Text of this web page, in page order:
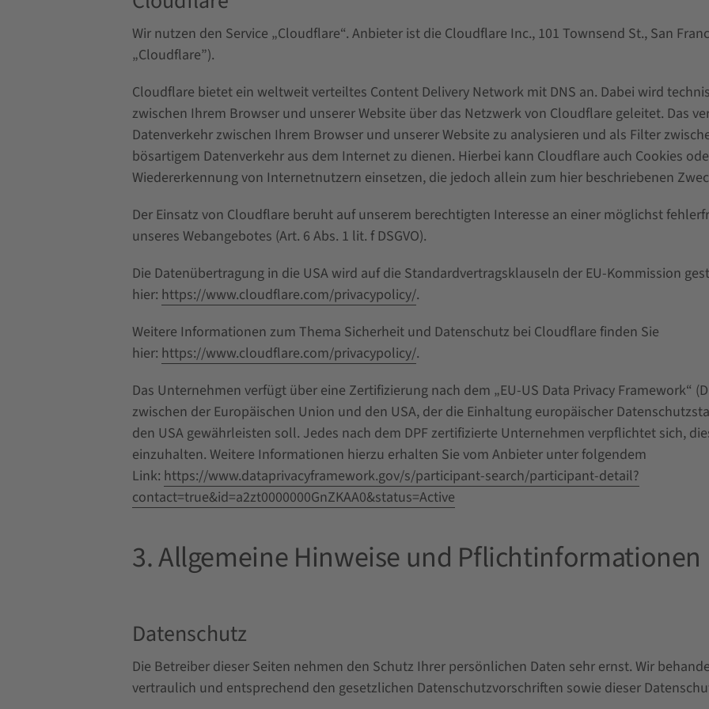
Wir nutzen den Service „Cloudflare“. Anbieter ist die Cloudflare Inc., 101 Townsend St., San
„Cloudflare”).
Cloudflare bietet ein weltweit verteiltes Content Delivery Network mit DNS an. Dabei wird
zwischen Ihrem Browser und unserer Website über das Netzwerk von Cloudflare geleitet. Das
Datenverkehr zwischen Ihrem Browser und unserer Website zu analysieren und als Filter
bösartigem Datenverkehr aus dem Internet zu dienen. Hierbei kann Cloudflare auch Cookies
Wiedererkennung von Internetnutzern einsetzen, die jedoch allein zum hier beschriebenen
Der Einsatz von Cloudflare beruht auf unserem berechtigten Interesse an einer möglichst
unseres Webangebotes (Art. 6 Abs. 1 lit. f DSGVO).
Die Datenübertragung in die USA wird auf die Standardvertragsklauseln der EU-Kommission
hier: https://www.cloudflare.com/privacypolicy/.
Weitere Informationen zum Thema Sicherheit und Datenschutz bei Cloudflare finden Sie
hier: https://www.cloudflare.com/privacypolicy/.
Das Unternehmen verfügt über eine Zertifizierung nach dem „EU-US Data Privacy Framework“
zwischen der Europäischen Union und den USA, der die Einhaltung europäischer
den USA gewährleisten soll. Jedes nach dem DPF zertifizierte Unternehmen verpflichtet sich,
einzuhalten. Weitere Informationen hierzu erhalten Sie vom Anbieter unter folgendem
Link: https://www.dataprivacyframework.gov/s/participant-search/participant-detail?
contact=true&id=a2zt0000000GnZKAA0&status=Active
3. Allgemeine Hinweise und Pflichtinformationen
Datenschutz
Die Betreiber dieser Seiten nehmen den Schutz Ihrer persönlichen Daten sehr ernst. Wir
vertraulich und entsprechend den gesetzlichen Datenschutzvorschriften sowie dieser